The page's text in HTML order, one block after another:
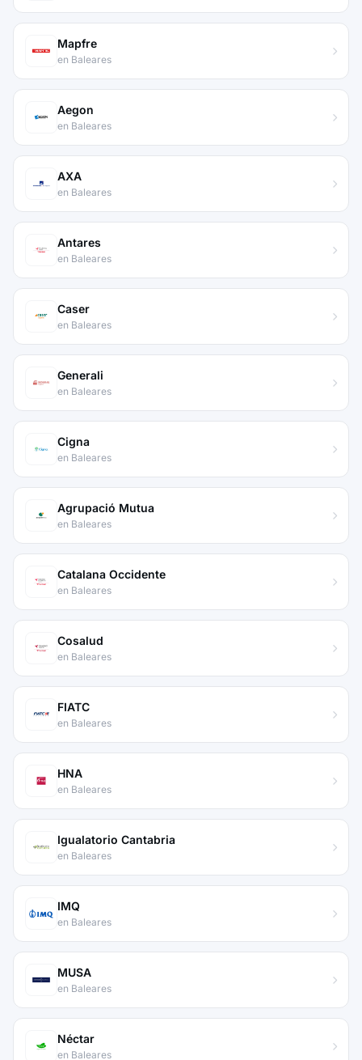
Mapfre
en Baleares
Aegon
en Baleares
AXA
en Baleares
Antares
en Baleares
Caser
en Baleares
Generali
en Baleares
Cigna
en Baleares
Agrupació Mutua
en Baleares
Catalana Occidente
en Baleares
Cosalud
en Baleares
FIATC
en Baleares
HNA
en Baleares
Igualatorio Cantabria
en Baleares
IMQ
en Baleares
MUSA
en Baleares
Néctar
en Baleares